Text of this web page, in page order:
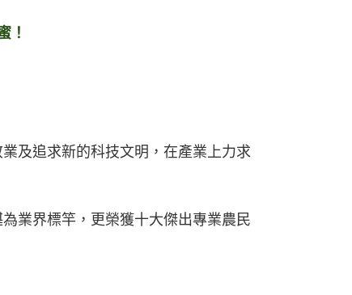
！
及追求新的科技文明，在產業上力求
業界標竿，更榮獲十大傑出專業農民